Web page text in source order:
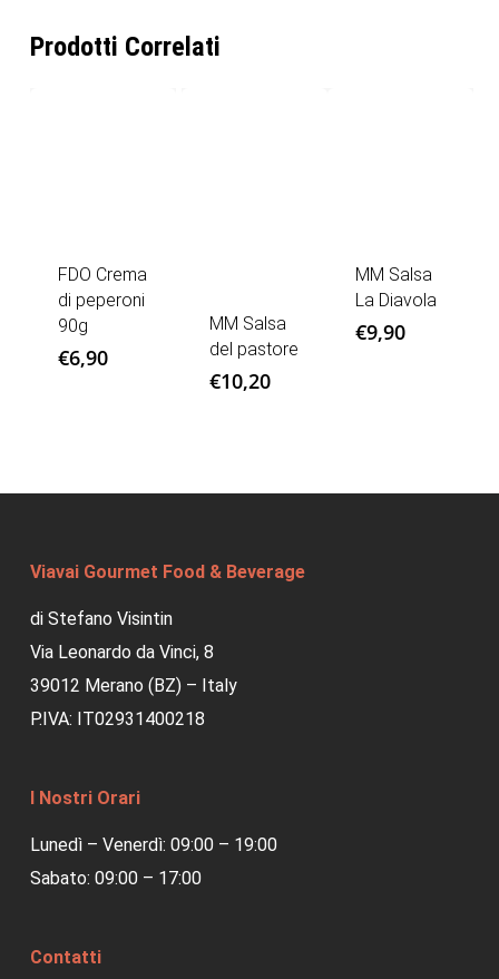
Prodotti Correlati
FDO Crema
di peperoni
90g
€6,90
MM Salsa
del pastore
€10,20
MM Salsa
La Diavola
€9,90
Viavai Gourmet Food & Beverage
di Stefano Visintin
Via Leonardo da Vinci, 8
39012 Merano (BZ) – Italy
P.IVA: IT02931400218
I Nostri Orari
Lunedì – Venerdì: 09:00 – 19:00
Sabato: 09:00 – 17:00
Contatti